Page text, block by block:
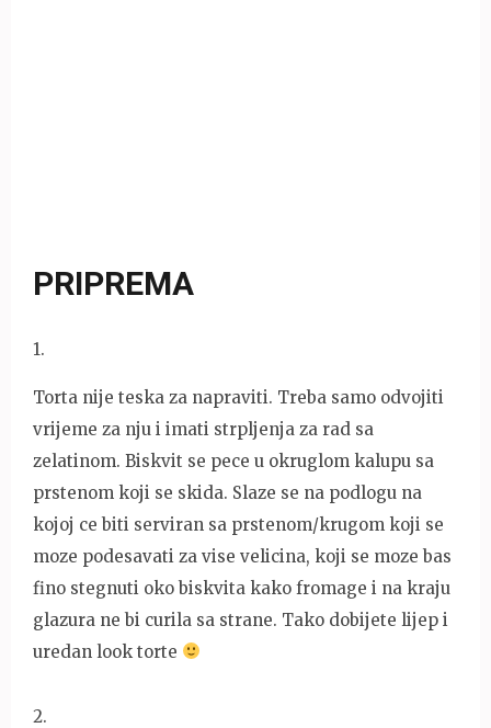
PRIPREMA
1.
Torta nije teska za napraviti. Treba samo odvojiti
vrijeme za nju i imati strpljenja za rad sa
zelatinom. Biskvit se pece u okruglom kalupu sa
prstenom koji se skida. Slaze se na podlogu na
kojoj ce biti serviran sa prstenom/krugom koji se
moze podesavati za vise velicina, koji se moze bas
fino stegnuti oko biskvita kako fromage i na kraju
glazura ne bi curila sa strane. Tako dobijete lijep i
uredan look torte
2.